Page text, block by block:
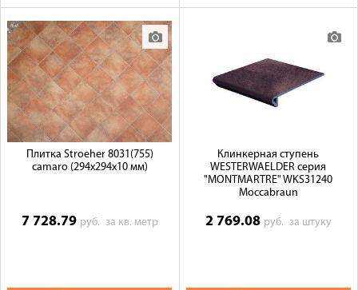
Плитка Stroeher 8031(755)
camaro (294х294х10 мм)
7 728.79 руб. за кв. метр
Клинкерная ступень
WESTERWAELDER серия
"MONTMARTRE" WKS31240
Moccabraun
2 769.08 руб. за штуку